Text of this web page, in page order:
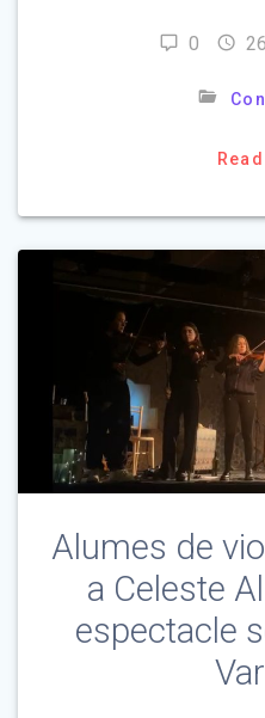
0
Alumes de
a Celeste
espectacle